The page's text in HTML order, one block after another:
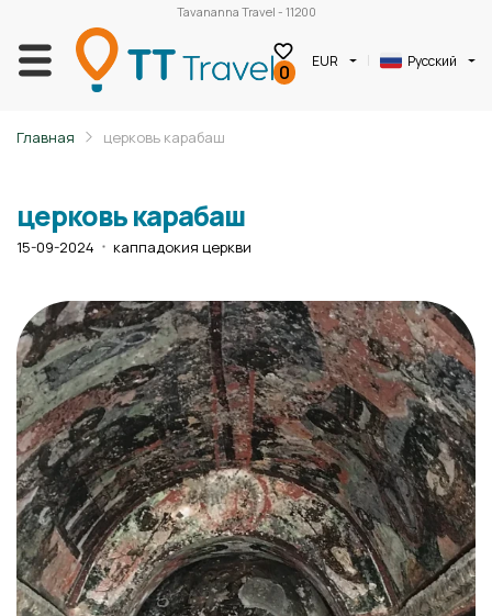
Tavananna Travel - 11200
0 EUR Русский
Главная церковь карабаш
церковь карабаш
15-09-2024 каппадокия церкви